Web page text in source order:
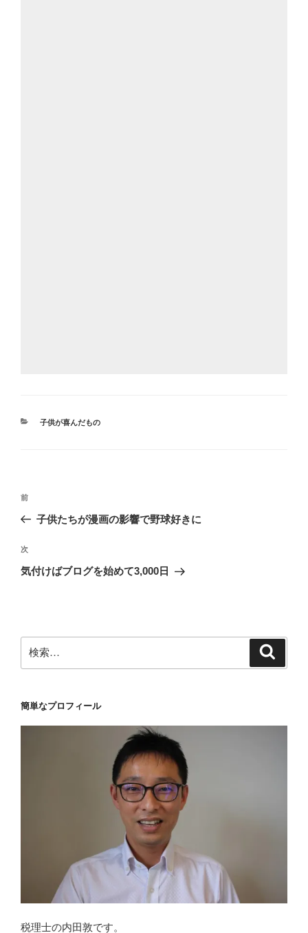
カ
子供が喜んだもの
投
ビ
ゲ
ン
前
の
稿
前
子供たちが漫画の影響で野球好きに
次
の
次
気付けばブログを始めて3,000日
索:
簡単なプロフィール
税理士の内田敦です。